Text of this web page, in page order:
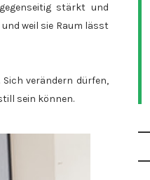
stärkt und
weil sie Raum lässt
verändern dürfen,
sein können.